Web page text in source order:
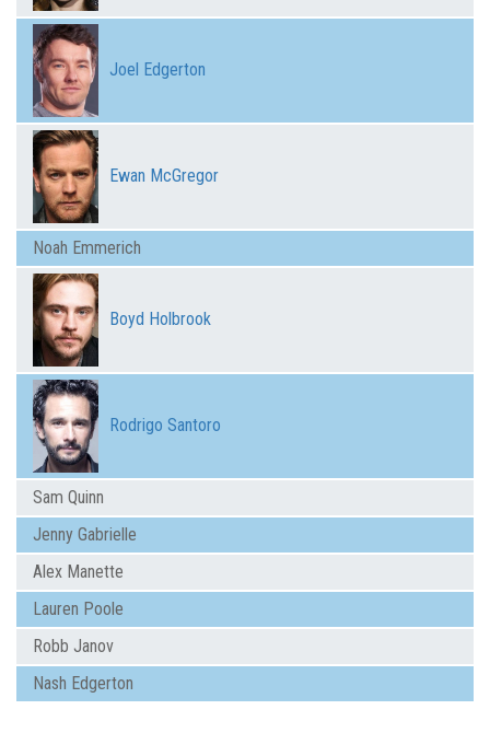
Joel Edgerton
Ewan McGregor
Noah Emmerich
Boyd Holbrook
Rodrigo Santoro
Sam Quinn
Jenny Gabrielle
Alex Manette
Lauren Poole
Robb Janov
Nash Edgerton